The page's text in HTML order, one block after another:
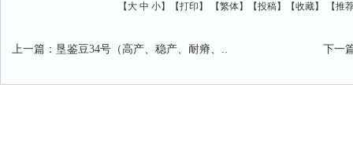
【 大 中 小】【打印 】 【繁体】【投稿】【收藏】 【推
上一篇 ： 垦鉴豆34号（高产、稳产、耐瘠、.. 下一